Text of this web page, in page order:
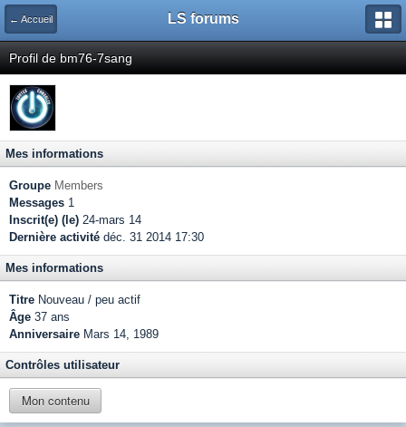
← Accueil LS forums
Profil de bm76-7sang
Mes informations
Groupe Members
Messages 1
Inscrit(e) (le) 24-mars 14
Dernière activité déc. 31 2014 17:30
Mes informations
Titre Nouveau / peu actif
Âge 37 ans
Anniversaire Mars 14, 1989
Contrôles utilisateur
Mon contenu